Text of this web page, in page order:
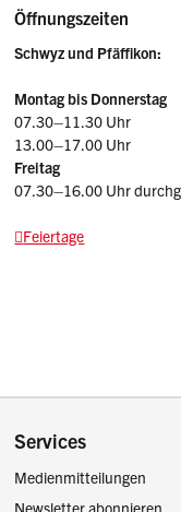
Öffnungszeiten
Schwyz und Pfäffikon:
Montag bis Donnerstag
07.30–11.30 Uhr
13.00–17.00 Uhr
Freitag
07.30–16.00 Uhr
Feiertage
Footer
Services
Medienmitteilungen
Newsletter abonnieren